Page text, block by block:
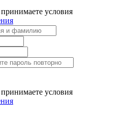
условия
условия